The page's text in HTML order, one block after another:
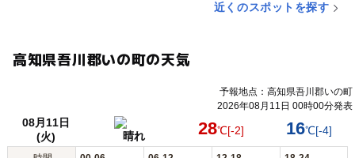
近くのスポットを探す
高知県吾川郡いの町の天気
予報地点：高知県吾川郡いの町
2026年08月11日 00時00分発表
08月11日
(火)
晴れ 28℃[-2] 16℃[-4]